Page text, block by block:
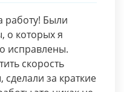
работу! Были
о которых я
исправлены.
скорость
за краткие